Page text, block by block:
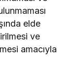
elde
ve
amacıyla